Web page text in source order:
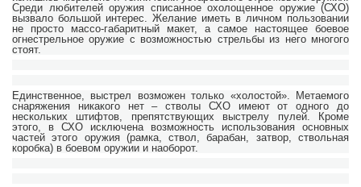
Среди любителей оружия списанное охолощенное оружие (СХО)
вызвало большой интерес. Желание иметь в личном пользовании
не просто массо-габаритный макет, а самое настоящее боевое
огнестрельное оружие с возможностью стрельбы из него многого
стоят.
Единственное, выстрел возможен только «холостой». Метаемого
снаряжения никакого нет – стволы СХО имеют от одного до
нескольких штифтов, препятствующих выстрелу пулей. Кроме
этого, в СХО исключена возможность использования основных
частей этого оружия (рамка, ствол, барабан, затвор, ствольная
коробка) в боевом оружии и наоборот.